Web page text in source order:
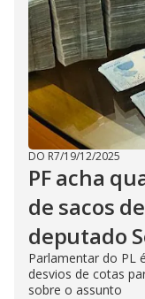
DO R7/19/12/2025
PF acha
de sacos
deputado
Parlamentar do PL
desvios de cotas
sobre o assunto